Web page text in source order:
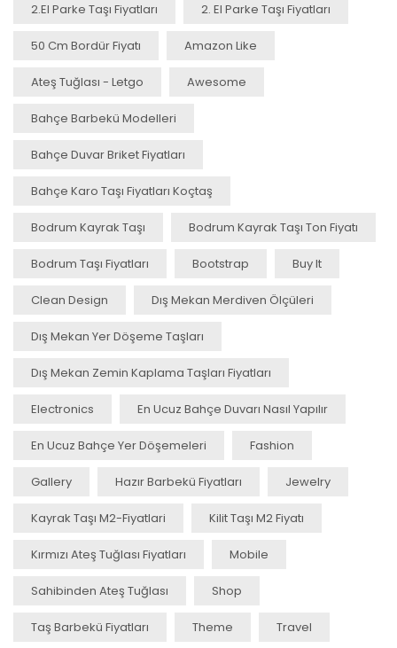
2.el Parke Taşı Fiyatları 2. El Parke Taşı Fiyatları
50 Cm Bordür Fiyatı Amazon Like
Ateş Tuğlası - Letgo Awesome
Bahçe Barbekü Modelleri
Bahçe Duvar Briket Fiyatları
Bahçe Karo Taşı Fiyatları Koçtaş
Bodrum Kayrak Taşı Bodrum Kayrak Taşı Ton Fiyatı
Bodrum Taşı Fiyatları Bootstrap Buy It
Clean Design Dış Mekan Merdiven Ölçüleri
Dış Mekan Yer Döşeme Taşları
Dış Mekan Zemin Kaplama Taşları Fiyatları
Electronics En Ucuz Bahçe Duvarı Nasıl Yapılır
En Ucuz Bahçe Yer Döşemeleri Fashion
Gallery Hazır Barbekü Fiyatları Jewelry
Kayrak Taşı M2-Fiyatlari Kilit Taşı M2 Fiyatı
Kırmızı Ateş Tuğlası Fiyatları Mobile
Sahibinden Ateş Tuğlası Shop
Taş Barbekü Fiyatları Theme Travel